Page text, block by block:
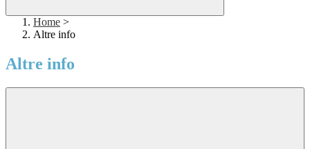
Home >
Altre info
Altre info